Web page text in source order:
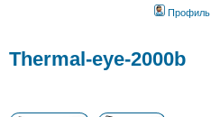
Профиль
Thermal-eye-2000b